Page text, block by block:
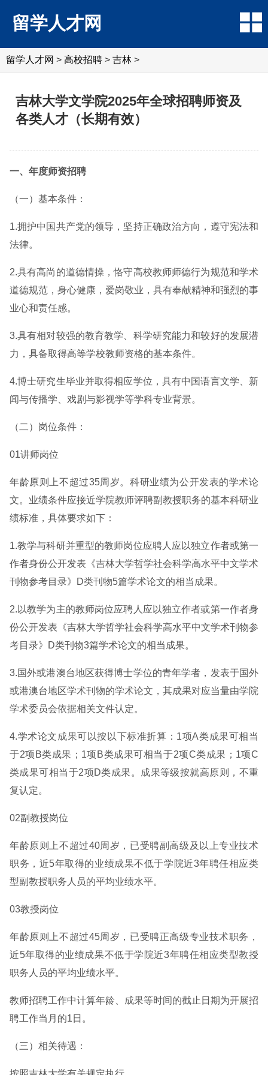
留学人才网
留学人才网 > 高校招聘 > 吉林 >
吉林大学文学院2025年全球招聘师资及
各类人才（长期有效）
一、年度师资招聘
（一）基本条件：
1.拥护中国共产党的领导，坚持正确政治方向，遵守宪法和
法律。
2.具有高尚的道德情操，恪守高校教师师德行为规范和学术
道德规范，身心健康，爱岗敬业，具有奉献精神和强烈的事
业心和责任感。
3.具有相对较强的教育教学、科学研究能力和较好的发展潜
力，具备取得高等学校教师资格的基本条件。
4.博士研究生毕业并取得相应学位，具有中国语言文学、新
闻与传播学、戏剧与影视学等学科专业背景。
（二）岗位条件：
01讲师岗位
年龄原则上不超过35周岁。科研业绩为公开发表的学术论
文。业绩条件应接近学院教师评聘副教授职务的基本科研业
绩标准，具体要求如下：
1.教学与科研并重型的教师岗位应聘人应以独立作者或第一
作者身份公开发表《吉林大学哲学社会科学高水平中文学术
刊物参考目录》D类刊物5篇学术论文的相当成果。
2.以教学为主的教师岗位应聘人应以独立作者或第一作者身
份公开发表《吉林大学哲学社会科学高水平中文学术刊物参
考目录》D类刊物3篇学术论文的相当成果。
3.国外或港澳台地区获得博士学位的青年学者，发表于国外
或港澳台地区学术刊物的学术论文，其成果对应当量由学院
学术委员会依据相关文件认定。
4.学术论文成果可以按以下标准折算：1项A类成果可相当
于2项B类成果；1项B类成果可相当于2项C类成果；1项C
类成果可相当于2项D类成果。成果等级按就高原则，不重
复认定。
02副教授岗位
年龄原则上不超过40周岁，已受聘副高级及以上专业技术
职务，近5年取得的业绩成果不低于学院近3年聘任相应类
型副教授职务人员的平均业绩水平。
03教授岗位
年龄原则上不超过45周岁，已受聘正高级专业技术职务，
近5年取得的业绩成果不低于学院近3年聘任相应类型教授
职务人员的平均业绩水平。
教师招聘工作中计算年龄、成果等时间的截止日期为开展招
聘工作当月的1日。
（三）相关待遇：